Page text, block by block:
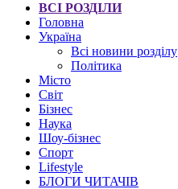
ВСІ РОЗДІЛИ
Головна
Україна
Всі новини розділу
Політика
Місто
Світ
Бізнес
Наука
Шоу-бізнес
Спорт
Lifestyle
БЛОГИ ЧИТАЧІВ